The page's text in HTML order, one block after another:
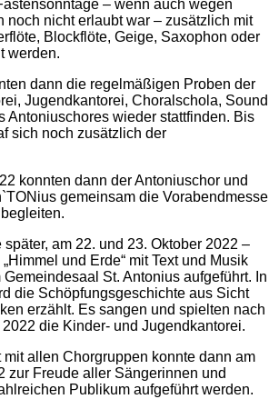
– wenn auch wegen
noch nicht erlaubt war – zusätzlich mit
Blockflöte, Geige, Saxophon oder
werden.
dann die regelmäßigen Proben der
Jugendkantorei, Choralschola, Sound
Antoniuschores wieder stattfinden. Bis
sich noch zusätzlich der
konnten dann der Antoniuschor und
gemeinsam die Vorabendmesse
am 22. und 23. Oktober 2022 –
und Erde“ mit Text und Musik
St. Antonius aufgeführt. In
die Schöpfungsgeschichte aus Sicht
erzählt. Es sangen und spielten nach
die Kinder- und Jugendkantorei.
mit allen Chorgruppen konnte dann am
zur Freude aller Sängerinnen und
Publikum aufgeführt werden.